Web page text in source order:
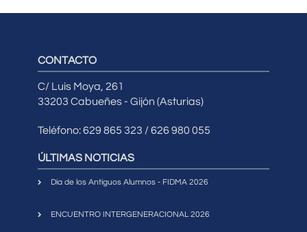
CONTACTO
C/ Luis Moya, 261
33203 Cabueñes - Gijón (Asturias)
Teléfono: 629 865 323 / 626 980 055
ÚLTIMAS NOTICIAS
Día de los Antiguos Alumnos - FIDMA 2026
ENCUENTRO INTERGENERACIONAL 2026